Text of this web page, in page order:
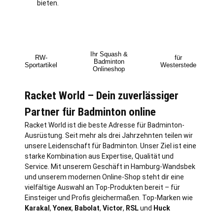
bieten.
RW-
Sportartikel
Ihr Squash &
Badminton
Onlineshop
für
Westerstede
Racket World – Dein zuverlässiger
Partner für Badminton online
Racket World ist die beste Adresse für Badminton-
Ausrüstung. Seit mehr als drei Jahrzehnten teilen wir
unsere Leidenschaft für Badminton. Unser Ziel ist eine
starke Kombination aus Expertise, Qualität und
Service. Mit unserem Geschäft in Hamburg-Wandsbek
und unserem modernen Online-Shop steht dir eine
vielfältige Auswahl an Top-Produkten bereit – für
Einsteiger und Profis gleichermaßen. Top-Marken wie
Karakal , Yonex, Babolat, Victor, RSLund Huck